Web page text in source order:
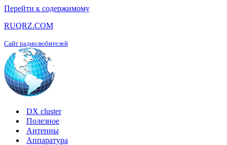
Перейти к содержимому
RUQRZ.COM
Сайт радиолюбителей
DX cluster
Полезное
Антенны
Аппаратура